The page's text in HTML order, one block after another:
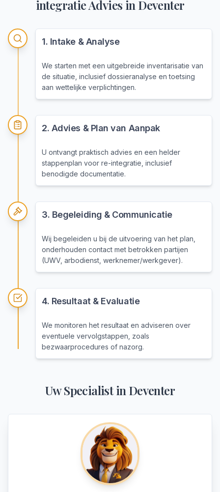
integratie Advies in Deventer
1. Intake & Analyse
We starten met een uitgebreide inventarisatie van
de situatie, inclusief dossieranalyse en toetsing
aan wettelijke verplichtingen.
2. Advies & Plan van Aanpak
U ontvangt praktisch advies en een helder
stappenplan voor re-integratie, inclusief
benodigde documentatie.
3. Begeleiding & Communicatie
Wij begeleiden u bij de uitvoering van het plan,
onderhouden contact met betrokken partijen
(UWV, arbodienst, werknemer/werkgever).
4. Resultaat & Evaluatie
We monitoren het resultaat en adviseren over
eventuele vervolgstappen, zoals
bezwaarprocedures of nazorg.
Uw Specialist in Deventer